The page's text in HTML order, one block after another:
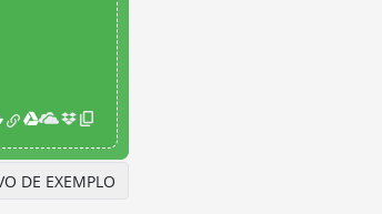
DE EXEMPLO